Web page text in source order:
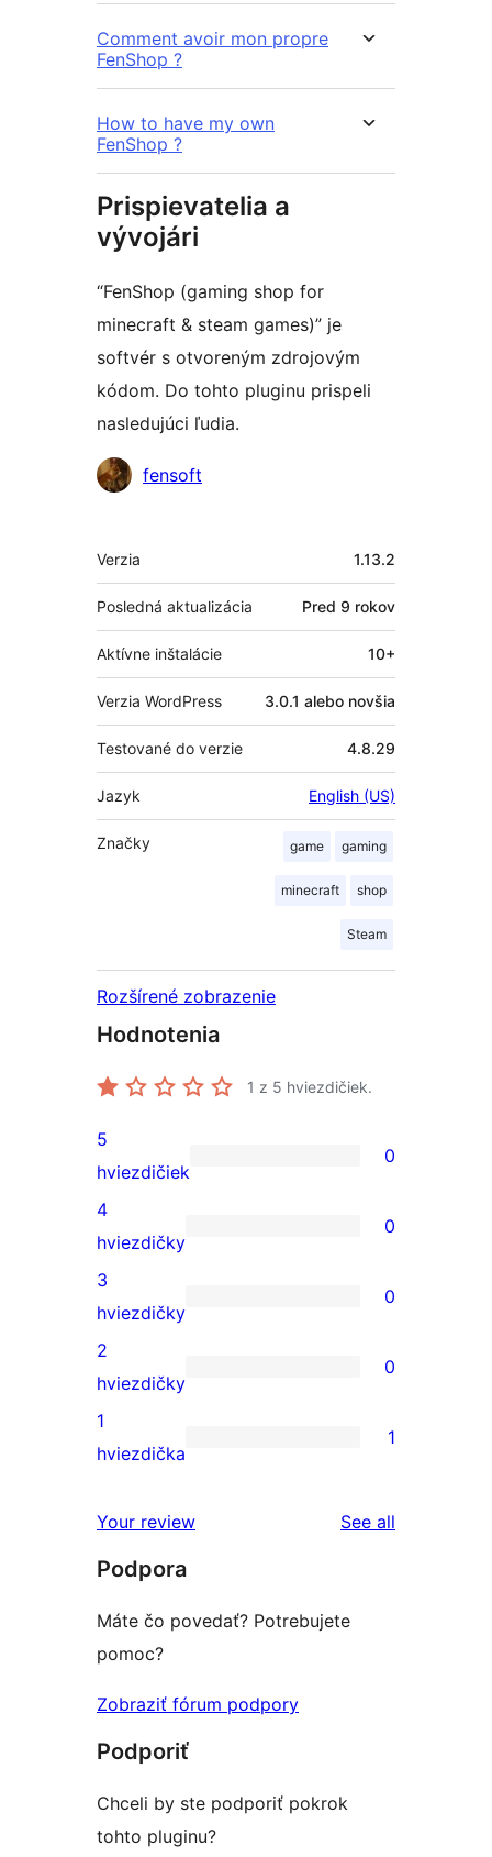
Comment avoir mon propre
FenShop ?
How to have my own
FenShop ?
Prispievatelia a
vývojári
“FenShop (gaming shop for
minecraft & steam games)” je
softvér s otvoreným zdrojovým
kódom. Do tohto pluginu prispeli
nasledujúci ľudia.
Prispievatelia
fensoft
Meta
Verzia 1.13.2
Posledná aktualizácia Pred 9 rokov
Aktívne inštalácie 10+
Verzia WordPress 3.0.1 alebo novšia
Testované do verzie 4.8.29
Jazyk English (US)
Značky game gaming
minecraft shop
Steam
Rozšírené zobrazenie
Hodnotenia
1 z 5 hviezdičiek.
0
recenzií
s
5-
hviezdičkovým
5
hviezdičiek
0
0
recenzií
s
4-
hviezdičkovým
4
hviezdičky
0
0
recenzií
s
3-
hviezdičkovým
3
hviezdičky
0
0
recenzií
s
hviezdičkovým
2
hviezdičky
0
1
s
hviezdičkovým
hodnotením
1
hviezdička
1
Your review See all
Podpora
Máte čo povedať? Potrebujete
pomoc?
Zobraziť fórum podpory
Podporiť
Chceli by ste podporiť pokrok
tohto pluginu?